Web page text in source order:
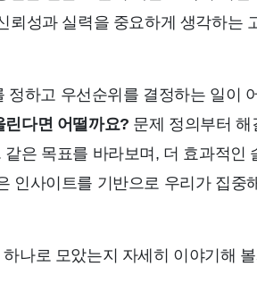
성과 실력을 중요하게 생각하는
하고 우선순위를 결정하는 일이
린다면 어떨까요? 문제 정의부터
은 목표를 바라보며, 더 효과적인
인사이트를 기반으로 우리가 집중
나로 모았는지 자세히 이야기해